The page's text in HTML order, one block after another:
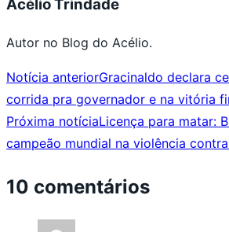
Acélio Trindade
Autor no Blog do Acélio.
Notícia anteriorGracinaldo declara
corrida pra governador e na vitória
Próxima notíciaLicença para matar:
campeão mundial na violência
10 comentários